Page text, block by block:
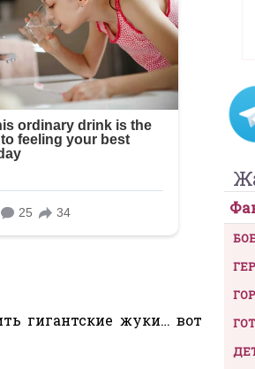
гигантские жуки… вот